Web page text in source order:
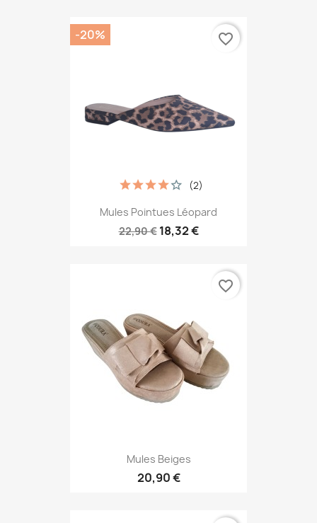
Mules Pointues Léopard
22,90 € 18,32 €
(2)
-20% favorite_border
Mules Beiges
20,90 €
favorite_border